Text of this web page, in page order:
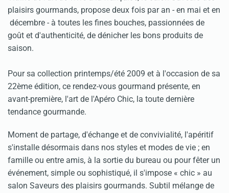
plaisirs gourmands, propose deux fois par an - en mai et en
décembre - à toutes les fines bouches, passionnées de
goût et d'authenticité, de dénicher les bons produits de
saison.
Pour sa collection printemps/été 2009 et à l'occasion de sa
22ème édition, ce rendez-vous gourmand présente, en
avant-première, l'art de l'Apéro Chic, la toute dernière
tendance gourmande.
Moment de partage, d'échange et de convivialité, l'apéritif
s'installe désormais dans nos styles et modes de vie ; en
famille ou entre amis, à la sortie du bureau ou pour fêter un
événement, simple ou sophistiqué, il s'impose « chic » au
salon Saveurs des plaisirs gourmands. Subtil mélange de